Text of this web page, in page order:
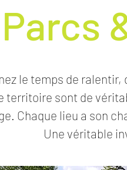
Parcs
le temps de
territoire sont de
Chaque lieu a son
Une véritable